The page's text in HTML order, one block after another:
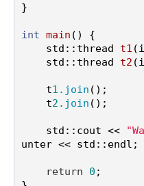
}
int main ()
{
std::thread t1
std::thread t2
    t
1. join ();
    t
2. join ();
    std::cout <<
unter << std::endl;
return 0 ;